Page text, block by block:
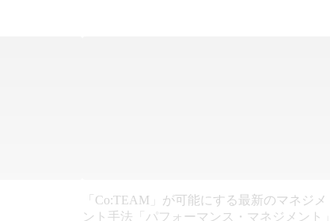
「Co:TEAM」が可能にする最新のマネジメ
ント手法「パフォーマンス・マネジメント」